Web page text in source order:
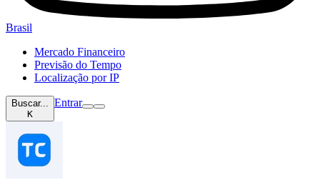
Brasil
Mercado Financeiro
Previsão do Tempo
Localização por IP
Buscar...
K
Entrar